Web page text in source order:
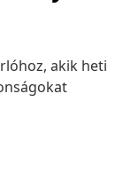
akik heti